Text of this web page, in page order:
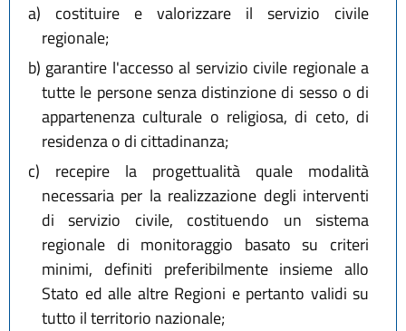
a) costituire e valorizzare il servizio civile
regionale;
b) garantire l'accesso al servizio civile regionale a
tutte le persone senza distinzione di sesso o di
appartenenza culturale o religiosa, di ceto, di
residenza o di cittadinanza;
c) recepire la progettualità quale modalità
necessaria per la realizzazione degli interventi
di servizio civile, costituendo un sistema
regionale di monitoraggio basato su criteri
minimi, definiti preferibilmente insieme allo
Stato ed alle altre Regioni e pertanto validi su
tutto il territorio nazionale;